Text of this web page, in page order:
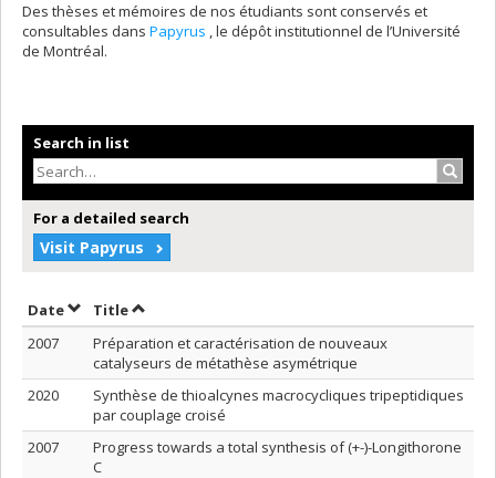
Des thèses et mémoires de nos étudiants sont conservés et
consultables dans Papyrus , le dépôt institutionnel de l’Université
de Montréal.
Search in list
For a detailed search
Visit Papyrus
DateSort by date in ascending order
TitleSort by title in ascending order
2007
Préparation et caractérisation de nouveaux
catalyseurs de métathèse asymétrique
2020
Synthèse de thioalcynes macrocycliques tripeptidiques
par couplage croisé
2007
Progress towards a total synthesis of (+-)-Longithorone
C